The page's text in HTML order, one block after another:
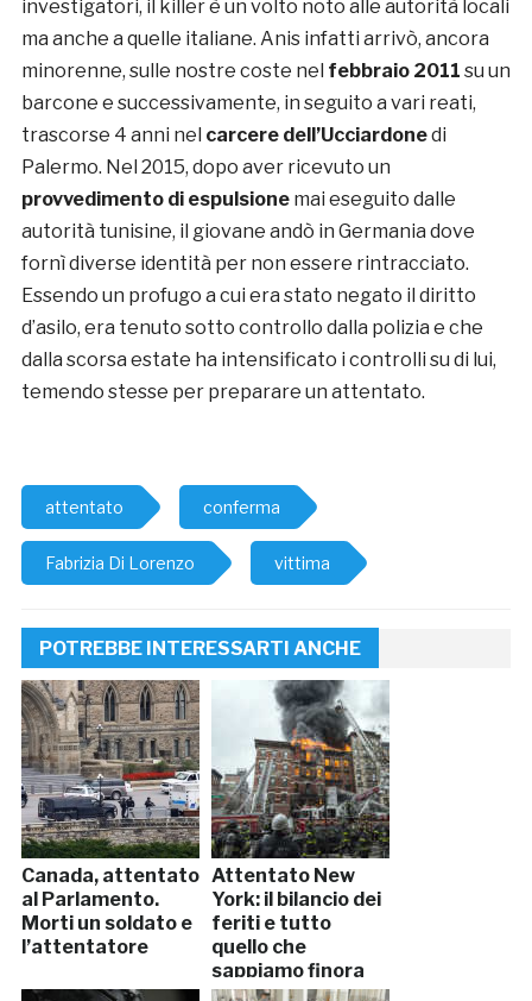
investigatori, il killer è un volto noto alle autorità locali
ma anche a quelle italiane. Anis infatti arrivò, ancora
minorenne, sulle nostre coste nel febbraio 2011 su un
barcone e successivamente, in seguito a vari reati,
trascorse 4 anni nel carcere dell’Ucciardonedi
Palermo. Nel 2015, dopo aver ricevuto un
provvedimento di espulsionemai eseguito dalle
autorità tunisine, il giovane andò in Germania dove
fornì diverse identità per non essere rintracciato.
Essendo un profugo a cui era stato negato il diritto
d’asilo, era tenuto sotto controllo dalla polizia e che
dalla scorsa estate ha intensificato i controlli su di lui,
temendo stesse per preparare un attentato.
attentato conferma
Fabrizia Di Lorenzo vittima
POTREBBE INTERESSARTI ANCHE
Canada, attentato
al Parlamento.
Morti un soldato e
l’attentatore
Attentato New
York: il bilancio dei
feriti e tutto
quello che
sappiamo finora